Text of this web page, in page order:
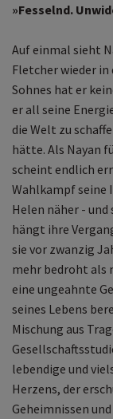
»Fesselnd.
Auf einmal sieht
Fletcher wieder in
Sohnes hat er
er all seine
die Welt zu
hätte. Als Nayan
scheint endlich
Wahlkampf seine
Helen näher -
hängt ihre
sie vor zwanzig
mehr bedroht als
eine ungeahnte
seines Lebens
Mischung aus
lebendige und
Herzens, der
Geheimnissen